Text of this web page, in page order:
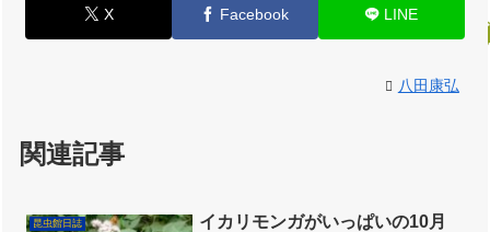
X Facebook LINE
八田康弘
関連記事
昆虫館日誌
イカリモンガがいっぱいの10月